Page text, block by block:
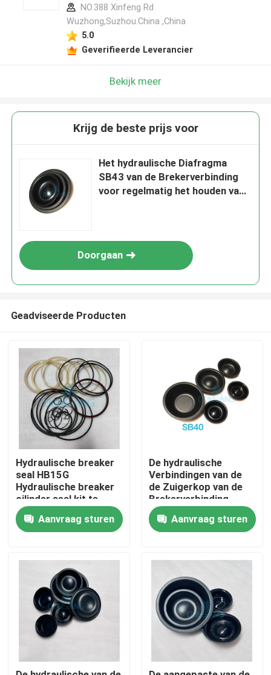
Huis
Producten
VR-show
NO.388 Xinfeng Rd
Wuzhong,Suzhou.China ,China
5.0
Geverifieerde Leverancier
Bekijk meer
Krijg de beste prijs voor
Het hydraulische Diafragma
SB43 van de Brekerverbinding
voor regelmatig het houden van
Doorgaan
Geadviseerde Producten
Hydraulische breaker
seal HB15G
Hydraulische breaker
cilinder seal kit te
koop
Aanvraag sturen
De hydraulische
Verbindingen van de
de Zuigerkop van de
Brekerverbinding
SB40 Rubber voor
Graafwerktuig
Aanvraag sturen